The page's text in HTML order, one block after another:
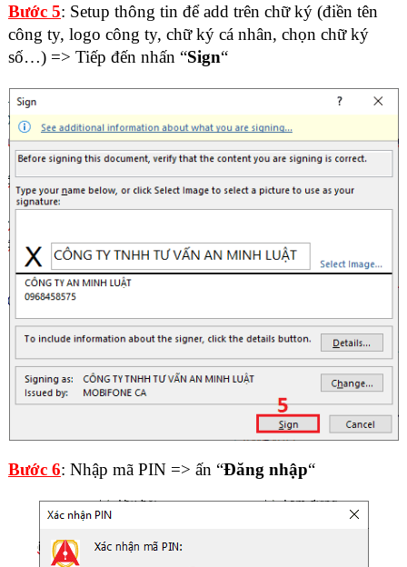
Bước 5: Setup thông tin để add trên chữ ký (điền tên
công ty, logo công ty, chữ ký cá nhân, chọn chữ ký
số…) => Tiếp đến nhấn “Sign“
Bước 6: Nhập mã PIN => ấn “Đăng nhập“